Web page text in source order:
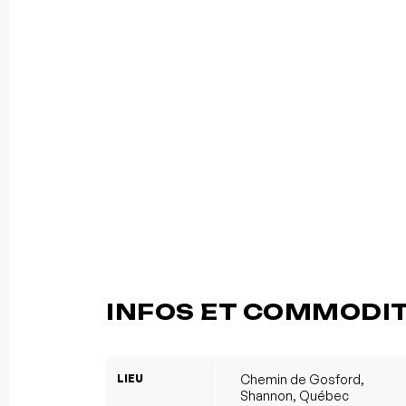
INFOS ET
LIEU
Chemin de Gosford,
Shannon, Québec